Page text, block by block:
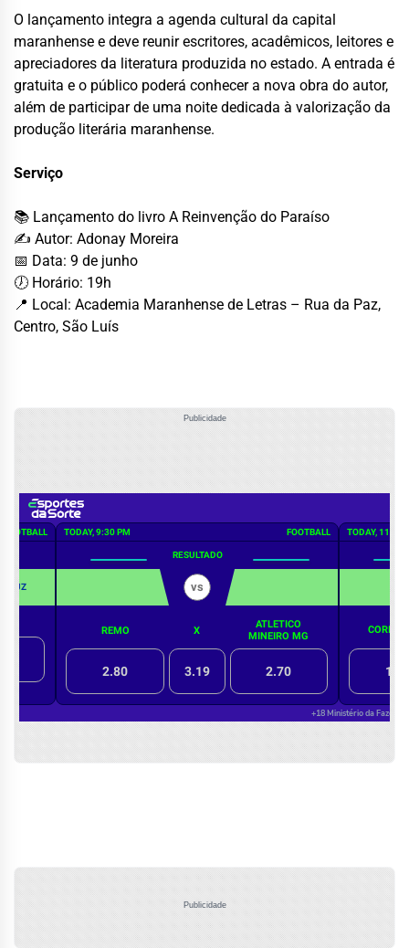
O lançamento integra a agenda cultural da capital
maranhense e deve reunir escritores, acadêmicos, leitores e
apreciadores da literatura produzida no estado. A entrada é
gratuita e o público poderá conhecer a nova obra do autor,
além de participar de uma noite dedicada à valorização da
produção literária maranhense.
Serviço
📚 Lançamento do livro A Reinvenção do Paraíso
✍️ Autor: Adonay Moreira
📅 Data: 9 de junho
🕖 Horário: 19h
📍 Local: Academia Maranhense de Letras – Rua da Paz,
Centro, São Luís
Publicidade
Publicidade